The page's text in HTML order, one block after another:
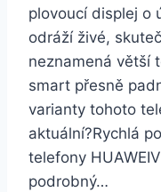
plovoucí displej o
odráží živé,
neznamená větší
smart přesně
varianty tohoto
aktuální?Rychlá
telefony
podrobný…